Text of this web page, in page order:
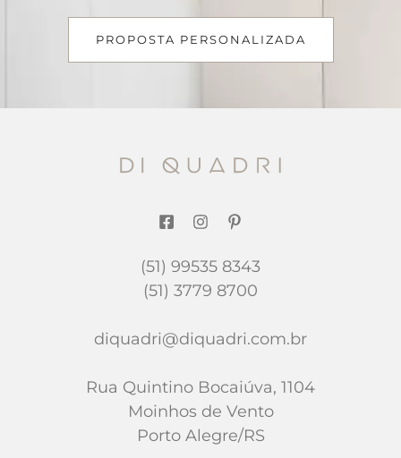
PROPOSTA PERSONALIZADA
(51) 99535 8343
(51) 3779 8700
diquadri@diquadri.com.br
Rua Quintino Bocaiúva, 1104
Moinhos de Vento
Porto Alegre/RS